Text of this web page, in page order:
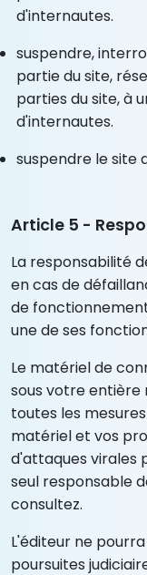
d'internautes.
suspendre,
partie du site,
parties du site, à
d'internautes.
suspendre le site
Article 5 -
La responsabilité
en cas de
de
une de ses
Le matériel de
sous votre entière
toutes les
matériel et vos
d'attaques virales
seul responsable
consultez.
L'éditeur ne
poursuites